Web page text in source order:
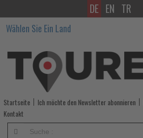
In
Parks
und
Gärten
entlang
der
DE EN TR
Wählen Sie Ein Land
Startseite Ich möchte den Newsletter abonnieren
Kontakt